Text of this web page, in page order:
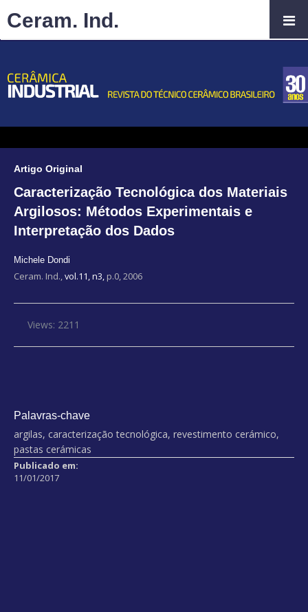
Artigo Original
Caracterização Tecnológica dos Materiais
Argilosos: Métodos Experimentais e
Interpretação dos Dados
Michele Dondi
Ceram. Ind.,vol.11, n3, p.0, 2006
Views: 2211
Palavras-chave
argilas, caracterização tecnológica, revestimento cerámico,
pastas cerámicas
Publicado em:
11/01/2017
Ceram. Ind.